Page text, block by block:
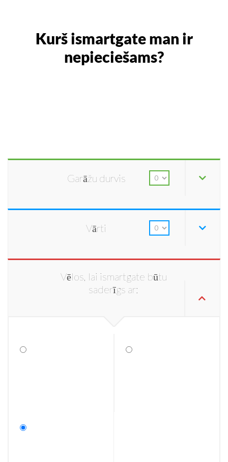
Kurš ismartgate man ir
nepieciešams?
Garāžu durvis
Vārti
Vēlos, lai ismartgate būtu
saderīgs ar: